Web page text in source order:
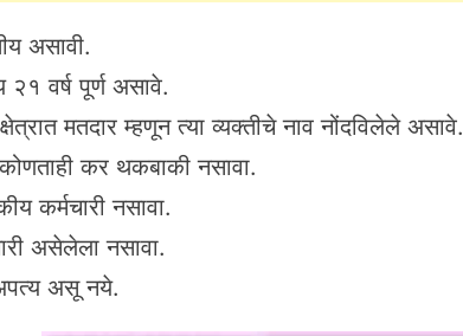
असावी.
२१ वर्ष पूर्ण असावे.
मतदार म्हणून त्या व्यक्तीचे नाव नोंदविलेले असावे.
कर थकबाकी नसावा.
कर्मचारी नसावा.
असेलेला नसावा.
असू नये.